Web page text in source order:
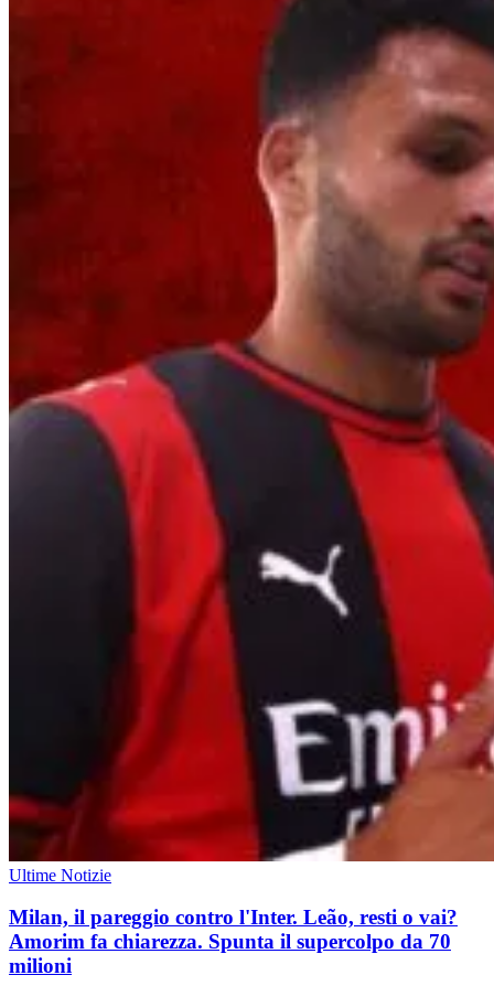
Ultime Notizie
Milan, il pareggio contro l'Inter. Leão, resti o vai?
Amorim fa chiarezza. Spunta il supercolpo da 70
milioni